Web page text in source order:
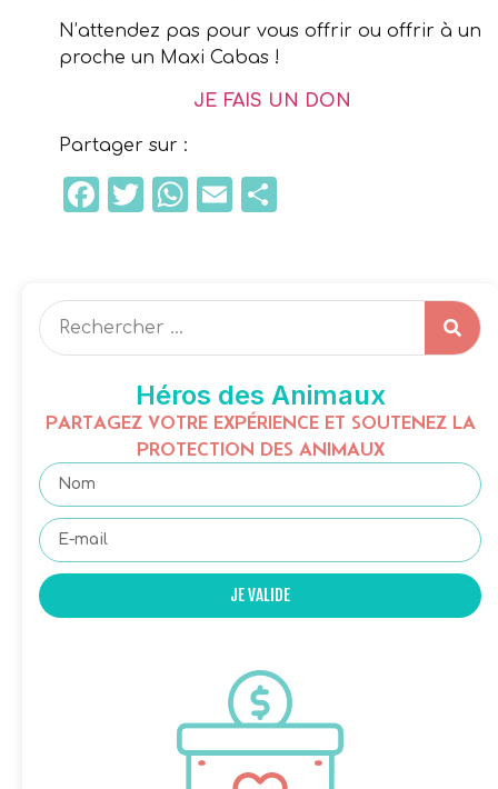
N’attendez pas pour vous offrir ou offrir à un
proche un Maxi Cabas !
JE FAIS UN DON
Partager sur :
Facebook
Twitter
WhatsApp
Email
Héros des Animaux
PARTAGEZ VOTRE EXPÉRIENCE ET SOUTENEZ LA
PROTECTION DES ANIMAUX
JE VALIDE